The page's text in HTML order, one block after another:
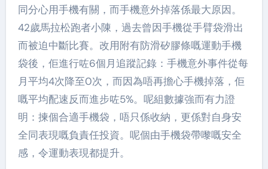
同分心用手機有關，而手機意外掉落係最大原因。
42歲馬拉松跑者小陳，過去曾因手機從手臂袋滑出
而被迫中斷比賽。改用附有防滑矽膠條嘅運動手機
袋後，佢進行咗6個月追蹤記錄：手機意外事件從每
月平均4次降至0次，而因為唔再擔心手機掉落，佢
嘅平均配速反而進步咗5%。呢組數據強而有力證
明：揀個合適手機袋，唔只係收納，更係對自身安
全同表現嘅負責任投資。呢個由手機袋帶嚟嘅安全
感，令運動表現都提升。